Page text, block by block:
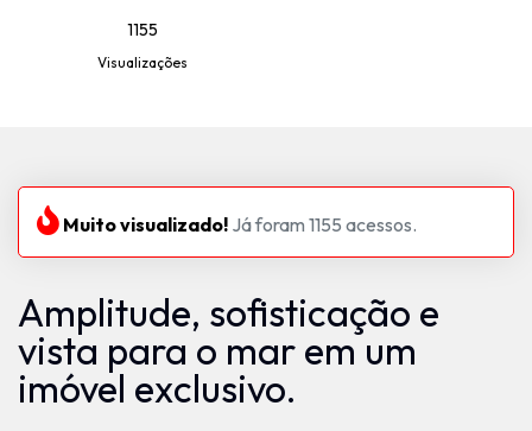
1155
Visualizações
Muito visualizado! Já foram 1155 acessos.
Amplitude, sofisticação e
vista para o mar em um
imóvel exclusivo.